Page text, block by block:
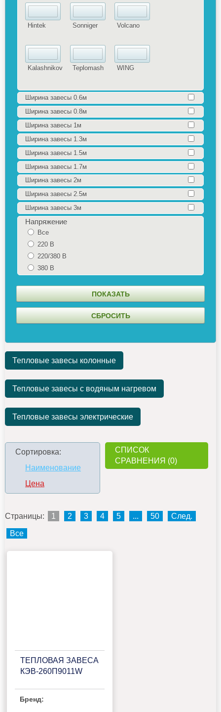
Hintek
Kalashnikov
Sonniger
Teplomash
Volcano
WING
Ширина завесы 0.6м
Ширина завесы 0.8м
Ширина завесы 1м
Ширина завесы 1.3м
Ширина завесы 1.5м
Ширина завесы 1.7м
Ширина завесы 2м
Ширина завесы 2.5м
Ширина завесы 3м
Напряжение
Все
220 В
220/380 В
380 В
Тепловые завесы колонные
Тепловые завесы с водяным нагревом
Тепловые завесы электрические
Сортировка:
Наименование
Цена
СПИСОК
СРАВНЕНИЯ (0)
Страницы: 1 2 3 4 5 ... 50 След.
Все
ТЕПЛОВАЯ ЗАВЕСА
КЭВ-260П9011W
Бренд: